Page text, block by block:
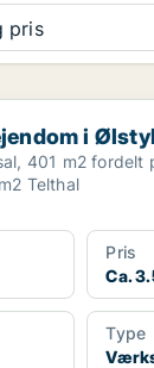
pris
i Ølstykke
i
401 m2 fordelt
Telthal
Pris
Ca.
Type